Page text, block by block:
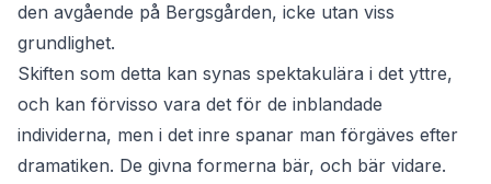
den avgående på Bergsgården, icke utan viss
grundlighet.
Skiften som detta kan synas spektakulära i det yttre,
och kan förvisso vara det för de inblandade
individerna, men i det inre spanar man förgäves efter
dramatiken. De givna formerna bär, och bär vidare.